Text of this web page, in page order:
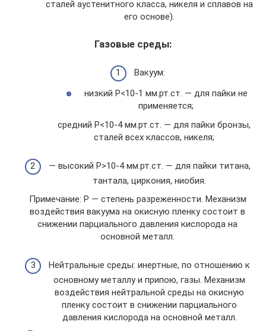
сталей аустенитного класса, никеля и сплавов на
его основе).
Газовые среды:
Вакуум:
низкий Р<10-1 мм.рт.ст. — для пайки не
применяется;
средний Р<10-4 мм.рт.ст. — для пайки бронзы,
сталей всех классов, никеля;
— высокий Р>10-4 мм.рт.ст. — для пайки титана,
тантала, циркония, ниобия.
Примечание: Р — степень разреженности. Механизм
воздействия вакуума на окисную пленку состоит в
снижении парциального давления кислорода на
основной металл.
Нейтральные среды: инертные, по отношению к
основному металлу и припою, газы. Механизм
воздействия нейтральной среды на окисную
пленку состоит в снижении парциального
давления кислорода на основной металл.